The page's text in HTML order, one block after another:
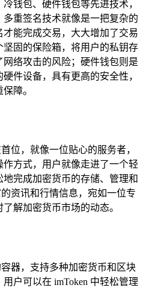
钱包、硬件钱包等先进技术，
重签名技术就像是一把复杂的
能完成交易，大大增加了交易
固的保险箱，将用户的私钥存
络攻击的风险；硬件钱包则是
件设备，具有更高的安全性，
障。
位，就像一位贴心的服务者，
方式，用户就像走进了一个轻
完成加密货币的存储、管理和
资讯和行情信息，宛如一位专
解加密货币市场的动态。
器，支持多种加密货币和区块
户可以在 imToken 中轻松管理